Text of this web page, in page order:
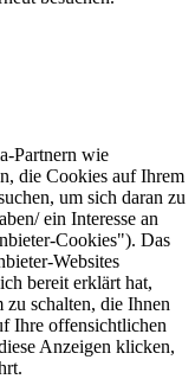
Partnern wie
die Cookies auf Ihrem
um sich daran zu
ein Interesse an
Cookies"). Das
Websites
bereit erklärt hat,
schalten, die Ihnen
Ihre offensichtlichen
Anzeigen klicken,